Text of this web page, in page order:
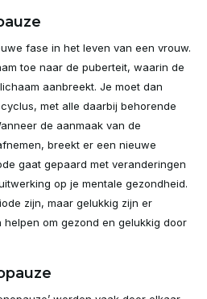
fase in het leven van een vrouw.
toe naar de puberteit, waarin de
aanbreekt. Je moet dan
met alle daarbij behorende
de aanmaak van de
breekt er een nieuwe
gaat gepaard met veranderingen
op je mentale gezondheid.
zijn, maar gelukkig zijn er
om gezond en gelukkig door